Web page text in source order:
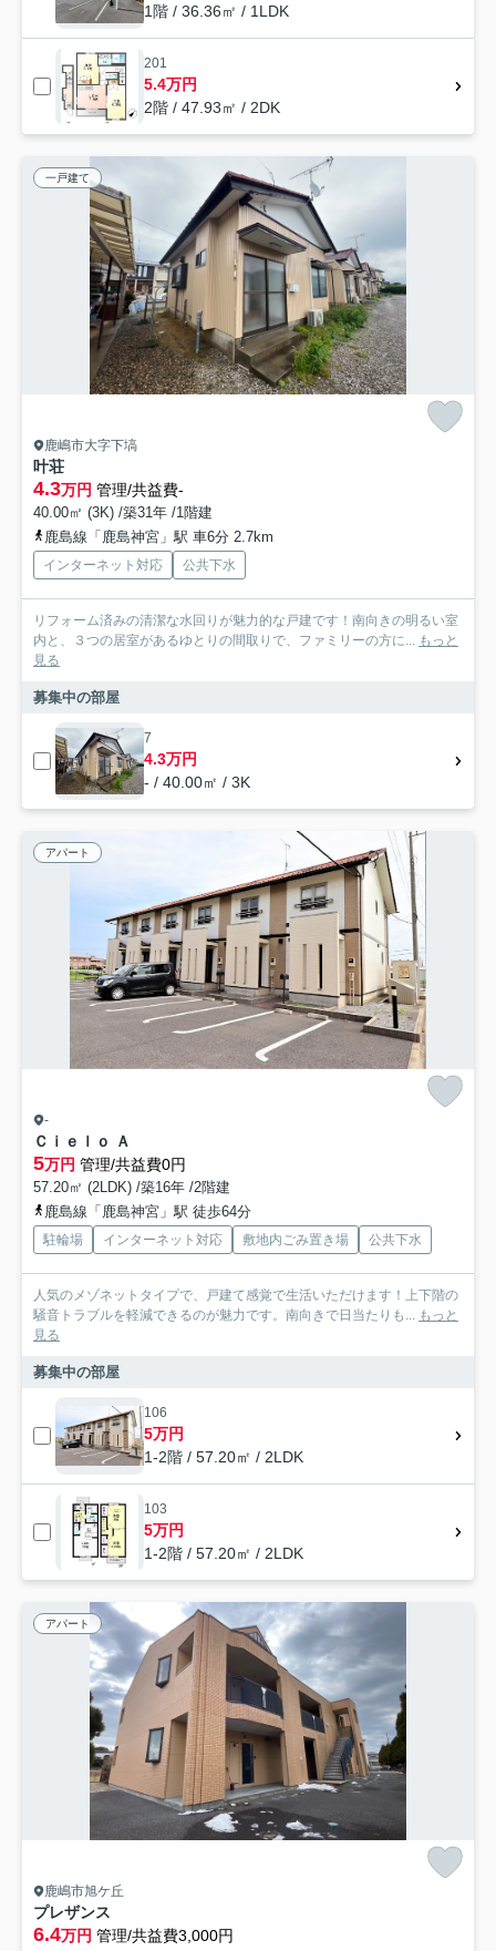
1階 / 36.36㎡ / 1LDK
201
5.4万円
2階 / 47.93㎡ / 2DK
一戸建て
鹿嶋市大字下塙
叶荘
4.3万円 管理/共益費-
40.00㎡ (3K) /築31年 /1階建
鹿島線「鹿島神宮」駅 車6分 2.7km
インターネット対応 公共下水
リフォーム済みの清潔な水回りが魅力的な戸建です！南向きの明るい室
内と、３つの居室があるゆとりの間取りで、ファミリーの方に... もっと
見る
募集中の部屋
7
4.3万円
- / 40.00㎡ / 3K
アパート
-
Ｃｉｅｌｏ Ａ
5万円 管理/共益費0円
57.20㎡ (2LDK) /築16年 /2階建
鹿島線「鹿島神宮」駅 徒歩64分
駐輪場 インターネット対応 敷地内ごみ置き場 公共下水
人気のメゾネットタイプで、戸建て感覚で生活いただけます！上下階の
騒音トラブルを軽減できるのが魅力です。南向きで日当たりも... もっと
見る
募集中の部屋
106
5万円
1-2階 / 57.20㎡ / 2LDK
103
5万円
1-2階 / 57.20㎡ / 2LDK
アパート
鹿嶋市旭ケ丘
プレザンス
6.4万円 管理/共益費3,000円